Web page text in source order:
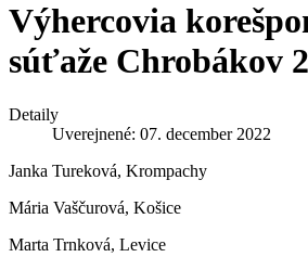
Výhercovia
súťaže Chrobákov
Detaily
Uverejnené: 07. december 2022
Janka Tureková, Krompachy
Mária Vaščurová, Košice
Marta Trnková, Levice